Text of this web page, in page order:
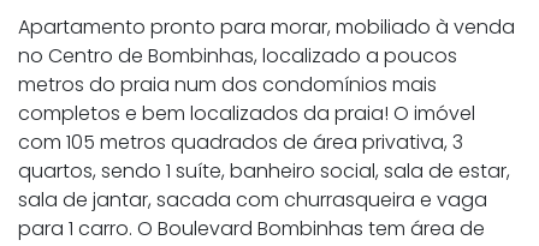
Apartamento pronto para morar, mobiliado à venda
no Centro de Bombinhas, localizado a poucos
metros do praia num dos condomínios mais
completos e bem localizados da praia! O imóvel
com 105 metros quadrados de área privativa, 3
quartos, sendo 1 suíte, banheiro social, sala de estar,
sala de jantar, sacada com churrasqueira e vaga
para 1 carro. O Boulevard Bombinhas tem área de